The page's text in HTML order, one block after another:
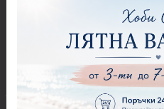
Сватбени Елементи за
Сватба - Перли, камъчета,
панделки и дантели
--<--@ КРЪЩЕНЕ @-->--